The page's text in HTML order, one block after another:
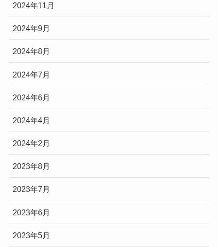
2024年11月
2024年9月
2024年8月
2024年7月
2024年6月
2024年4月
2024年2月
2023年8月
2023年7月
2023年6月
2023年5月